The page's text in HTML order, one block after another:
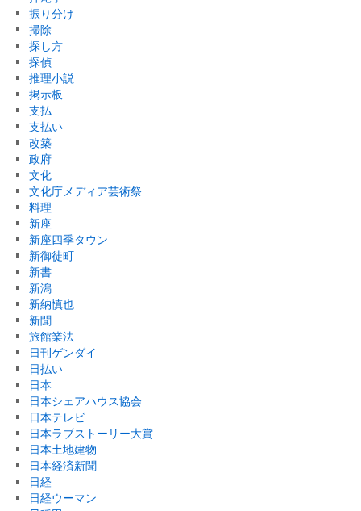
振り分け
掃除
探し方
探偵
推理小説
掲示板
支払
支払い
改築
政府
文化
文化庁メディア芸術祭
料理
新座
新座四季タウン
新御徒町
新書
新潟
新納慎也
新聞
旅館業法
日刊ゲンダイ
日払い
日本
日本シェアハウス協会
日本テレビ
日本ラブストーリー大賞
日本土地建物
日本経済新聞
日経
日経ウーマン